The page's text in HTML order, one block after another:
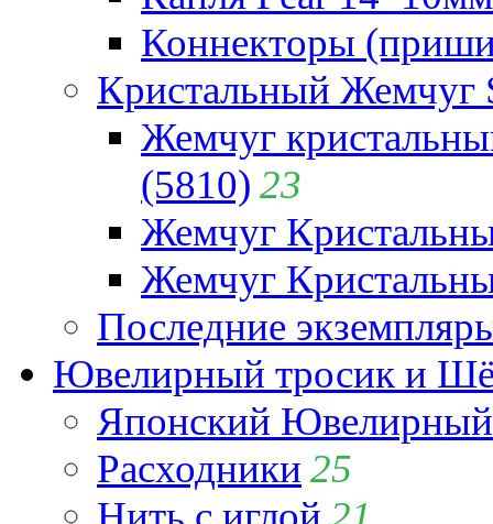
Коннекторы
Кристальный Жемчуг
Жемчуг
(5810) 23
Жемчуг
Жемчуг
Последние
Ювелирный тросик и
Японский
Расходники 25